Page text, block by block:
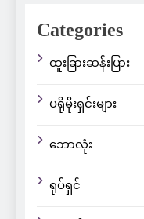
Categories
ထူးခြားဆန်းပြား
ပရိုမိုးရှင်းများ
ဘောလုံး
ရုပ်ရှင်